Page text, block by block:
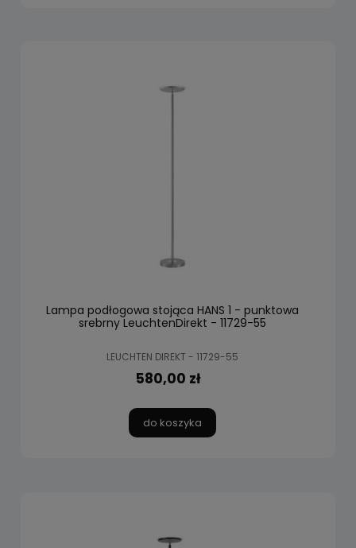
Lampa podłogowa stojąca HANS 1 - punktowa
srebrny LeuchtenDirekt - 11729-55
LEUCHTEN DIREKT - 11729-55
580,00 zł
do koszyka